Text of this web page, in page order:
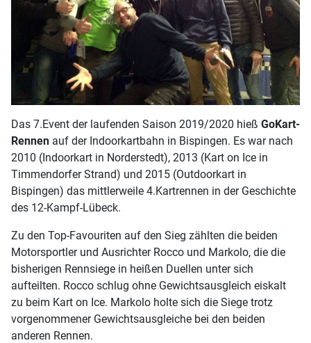
Das 7.Event der laufenden Saison 2019/2020 hieß GoKart-
Rennen auf der Indoorkartbahn in Bispingen. Es war nach
2010 (Indoorkart in Norderstedt), 2013 (Kart on Ice in
Timmendorfer Strand) und 2015 (Outdoorkart in
Bispingen) das mittlerweile 4.Kartrennen in der Geschichte
des 12-Kampf-Lübeck.
Zu den Top-Favouriten auf den Sieg zählten die beiden
Motorsportler und Ausrichter Rocco und Markolo, die die
bisherigen Rennsiege in heißen Duellen unter sich
aufteilten. Rocco schlug ohne Gewichtsausgleich eiskalt
zu beim Kart on Ice. Markolo holte sich die Siege trotz
vorgenommener Gewichtsausgleiche bei den beiden
anderen Rennen.